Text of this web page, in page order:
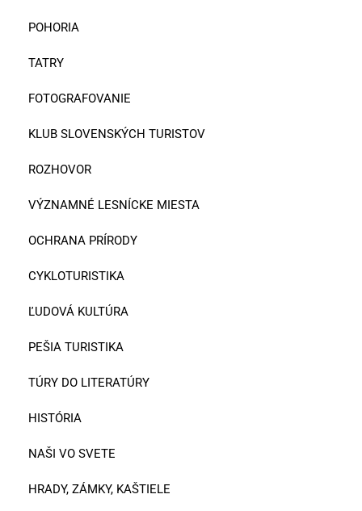
POHORIA
TATRY
FOTOGRAFOVANIE
KLUB SLOVENSKÝCH TURISTOV
ROZHOVOR
VÝZNAMNÉ LESNÍCKE MIESTA
OCHRANA PRÍRODY
CYKLOTURISTIKA
ĽUDOVÁ KULTÚRA
PEŠIA TURISTIKA
TÚRY DO LITERATÚRY
HISTÓRIA
NAŠI VO SVETE
HRADY, ZÁMKY, KAŠTIELE